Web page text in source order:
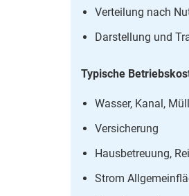
Verteilung nach
Darstellung und
Typische
Wasser, Kanal, Müll
Versicherung
Hausbetreuung,
Strom